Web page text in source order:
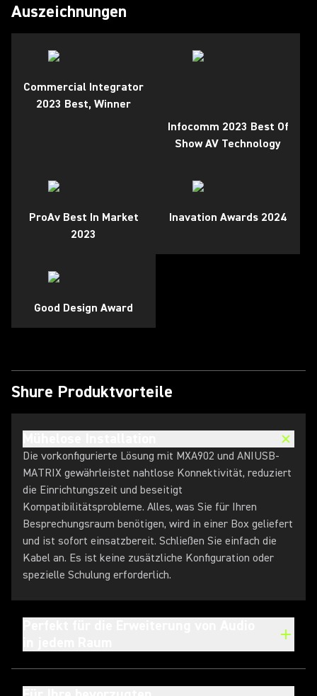
Auszeichnungen
Commercial Integrator
2023 Best, Winner
Infocomm 2023 Best Of
Show AV Technology
ProAv Best In Market
2023
Inavation Awards 2024
Good Design Award
Shure Produktvorteile
Die vorkonfigurierte Lösung mit MXA902 und ANIUSB-
MATRIX gewährleistet nahtlose Konnektivität, reduziert
die Einrichtungszeit und beseitigt
Kompatibilitätsprobleme. Alles, was Sie für Ihren
Besprechungsraum benötigen, wird in einer Box geliefert
und ist sofort einsatzbereit. Schließen Sie einfach die
Kabel an. Es ist keine zusätzliche Konfiguration oder
spezielle Schulung erforderlich.